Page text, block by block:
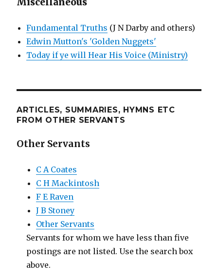
Fundamental Truths (J N Darby and others)
Edwin Mutton's 'Golden Nuggets'
Today if ye will Hear His Voice (Ministry)
ARTICLES, SUMMARIES, HYMNS ETC
FROM OTHER SERVANTS
Other Servants
C A Coates
C H Mackintosh
F E Raven
J B Stoney
Other Servants
Servants for whom we have less than five
postings are not listed. Use the search box
above.